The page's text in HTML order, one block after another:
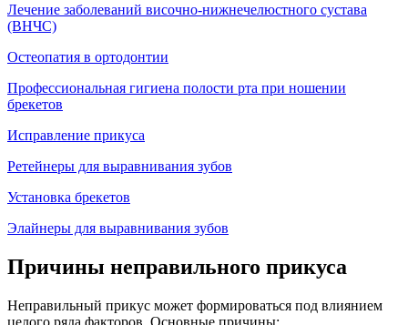
Лечение заболеваний височно-нижнечелюстного сустава
(ВНЧС)
Остеопатия в ортодонтии
Профессиональная гигиена полости рта при ношении
брекетов
Исправление прикуса
Ретейнеры для выравнивания зубов
Установка брекетов
Элайнеры для выравнивания зубов
Причины неправильного прикуса
Неправильный прикус может формироваться под влиянием
целого ряда факторов. Основные причины: